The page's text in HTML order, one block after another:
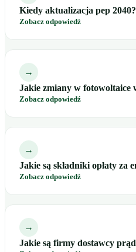
Kiedy aktualizacja pep 2040?
Zobacz odpowiedź
→
Jakie zmiany w fotowoltaice
Zobacz odpowiedź
→
Jakie są składniki opłaty za
Zobacz odpowiedź
→
Jakie są firmy dostawcy